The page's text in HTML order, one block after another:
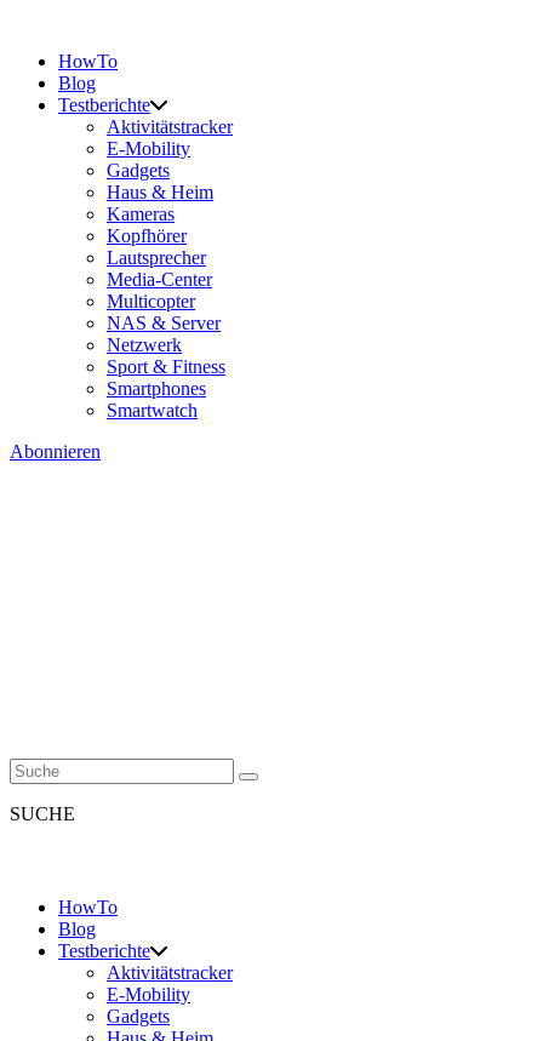
HowTo
Blog
Testberichte
Aktivitätstracker
E-Mobility
Gadgets
Haus & Heim
Kameras
Kopfhörer
Lautsprecher
Media-Center
Multicopter
NAS & Server
Netzwerk
Sport & Fitness
Smartphones
Smartwatch
Abonnieren
SUCHE
HowTo
Blog
Testberichte
Aktivitätstracker
E-Mobility
Gadgets